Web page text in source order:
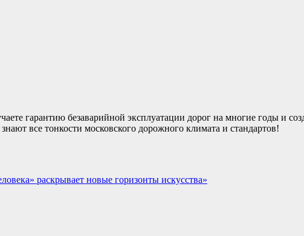
гарантию безаварийной эксплуатации дорог на многие годы и
все тонкости московского дорожного климата и стандартов!
раскрывает новые горизонты искусства»